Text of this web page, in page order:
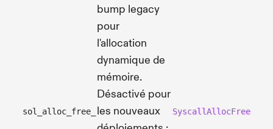
sol_alloc_free_
bump legacy
pour
l'allocation
dynamique de
mémoire.
Désactivé pour
les nouveaux
SyscallAllocFree